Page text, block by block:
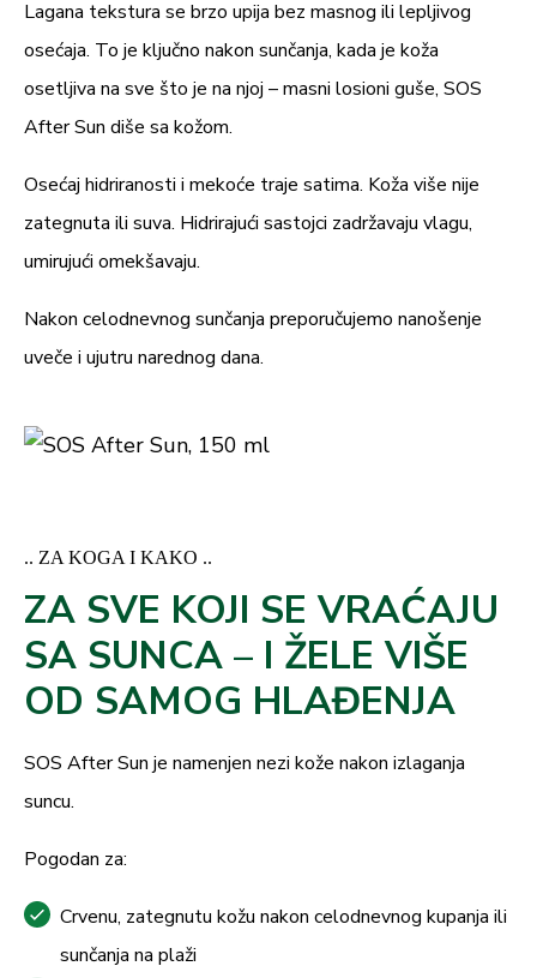
Lagana tekstura se brzo upija bez masnog ili lepljivog
osećaja. To je ključno nakon sunčanja, kada je koža
osetljiva na sve što je na njoj – masni losioni guše, SOS
After Sun diše sa kožom.
Osećaj hidriranosti i mekoće traje satima. Koža više nije
zategnuta ili suva. Hidrirajući sastojci zadržavaju vlagu,
umirujući omekšavaju.
Nakon celodnevnog sunčanja preporučujemo nanošenje
uveče i ujutru narednog dana.
.. ZA KOGA I KAKO ..
ZA SVE KOJI SE VRAĆAJU
SA SUNCA – I ŽELE VIŠE
OD SAMOG HLAĐENJA
SOS After Sun je namenjen nezi kože nakon izlaganja
suncu.
Pogodan za:
Crvenu, zategnutu kožu nakon celodnevnog kupanja ili
sunčanja na plaži